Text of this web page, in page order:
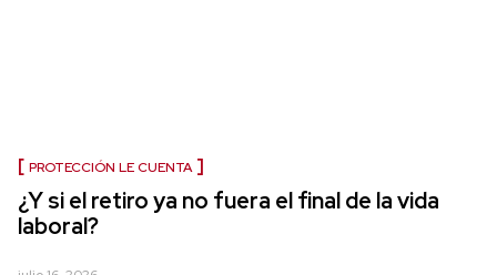
PROTECCIÓN LE CUENTA
¿Y si el retiro ya no fuera el final de la vida
laboral?